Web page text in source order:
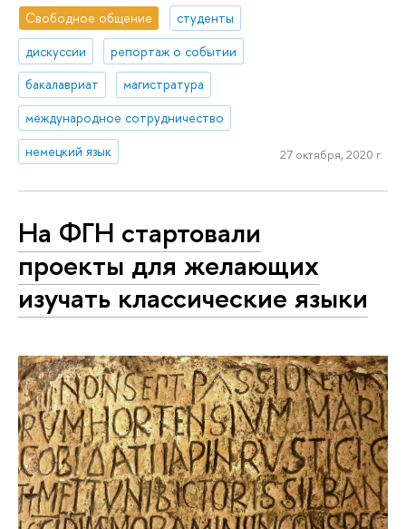
Свободное общение
студенты
дискуссии
репортаж о событии
бакалавриат
магистратура
международное сотрудничество
немецкий язык
27 октября, 2020 г.
На ФГН стартовали
проекты для желающих
изучать классические языки